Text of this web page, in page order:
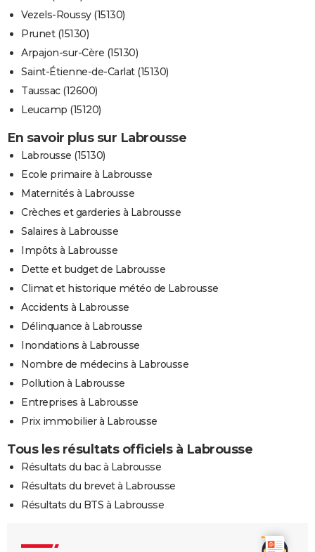
Vezels-Roussy (15130)
Prunet (15130)
Arpajon-sur-Cère (15130)
Saint-Étienne-de-Carlat (15130)
Taussac (12600)
Leucamp (15120)
En savoir plus sur Labrousse
Labrousse (15130)
Ecole primaire à Labrousse
Maternités à Labrousse
Crèches et garderies à Labrousse
Salaires à Labrousse
Impôts à Labrousse
Dette et budget de Labrousse
Climat et historique météo de Labrousse
Accidents à Labrousse
Délinquance à Labrousse
Inondations à Labrousse
Nombre de médecins à Labrousse
Pollution à Labrousse
Entreprises à Labrousse
Prix immobilier à Labrousse
Tous les résultats officiels à Labrousse
Résultats du bac à Labrousse
Résultats du brevet à Labrousse
Résultats du BTS à Labrousse